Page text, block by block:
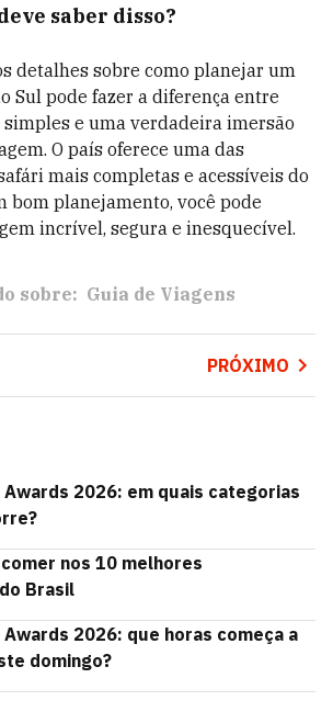
saber disso?
detalhes sobre como planejar um
Sul pode fazer a diferença entre
e uma verdadeira imersão
O país oferece uma das
mais completas e acessíveis do
bom planejamento, você pode
incrível, segura e inesquecível.
sobre: Guia de Viagens
PRÓXIMO
2026: em quais categorias
nos 10 melhores
Brasil
2026: que horas começa a
domingo?